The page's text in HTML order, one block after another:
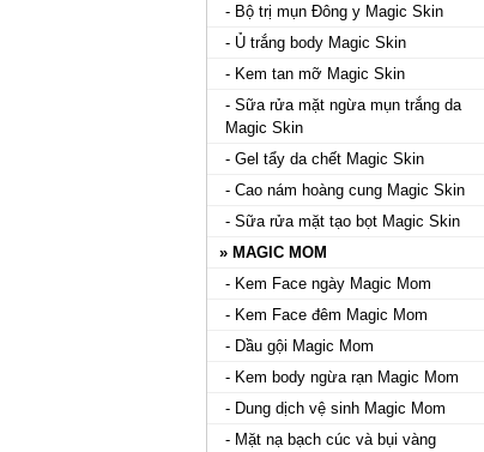
- Bộ trị mụn Đông y Magic Skin
- Ủ trắng body Magic Skin
- Kem tan mỡ Magic Skin
- Sữa rửa mặt ngừa mụn trắng da
Magic Skin
- Gel tẩy da chết Magic Skin
- Cao nám hoàng cung Magic Skin
- Sữa rửa mặt tạo bọt Magic Skin
» MAGIC MOM
- Kem Face ngày Magic Mom
- Kem Face đêm Magic Mom
- Dầu gội Magic Mom
- Kem body ngừa rạn Magic Mom
- Dung dịch vệ sinh Magic Mom
- Mặt nạ bạch cúc và bụi vàng